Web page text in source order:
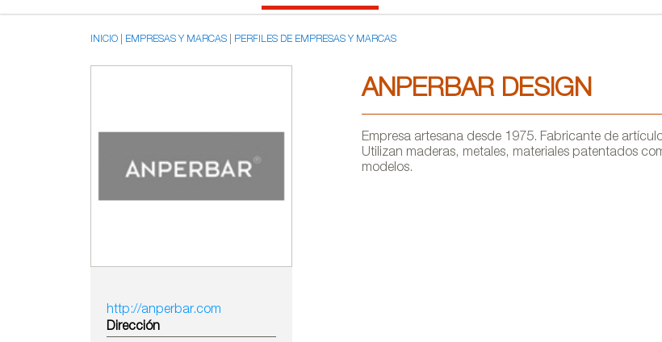
INICIO EMPRESAS Y MARCAS PERFILES DE EMPRESAS Y MARCAS
http://anperbar.com
Dirección
ANPERBAR DESIGN
Empresa artesana desde 1975. Fabricante de
Utilizan maderas, metales, materiales patentados
modelos.